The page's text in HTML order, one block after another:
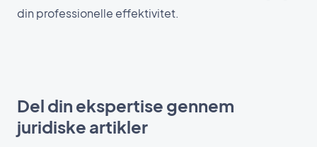
din professionelle effektivitet.
Del din ekspertise gennem
juridiske artikler